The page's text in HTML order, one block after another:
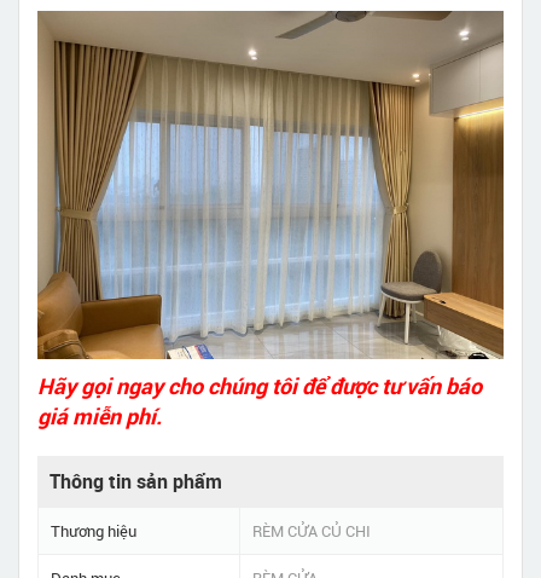
Hãy gọi ngay cho chúng tôi để được tư vấn báo
giá miễn phí.
Thông tin sản phẩm
Thương hiệu RÈM CỬA CỦ CHI